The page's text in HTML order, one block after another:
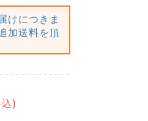
けにつきま
加送料を頂
)